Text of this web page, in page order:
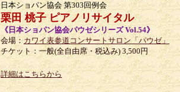
日本ショパン協会 第303回例会
栗田 桃子 ピアノリサイタル
《日本ショパン協会パウゼシリーズ Vol.54》
会場： カワイ表参道コンサートサロン「パウゼ」
チケット：一般(全自由席・税込み) 3,500円
詳細はこちらから